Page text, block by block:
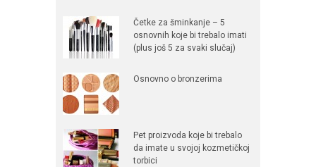
Četke za šminkanje – 5
osnovnih koje bi trebalo imati
(plus još 5 za svaki slučaj)
Osnovno o bronzerima
Pet proizvoda koje bi trebalo
da imate u svojoj kozmetičkoj
torbici